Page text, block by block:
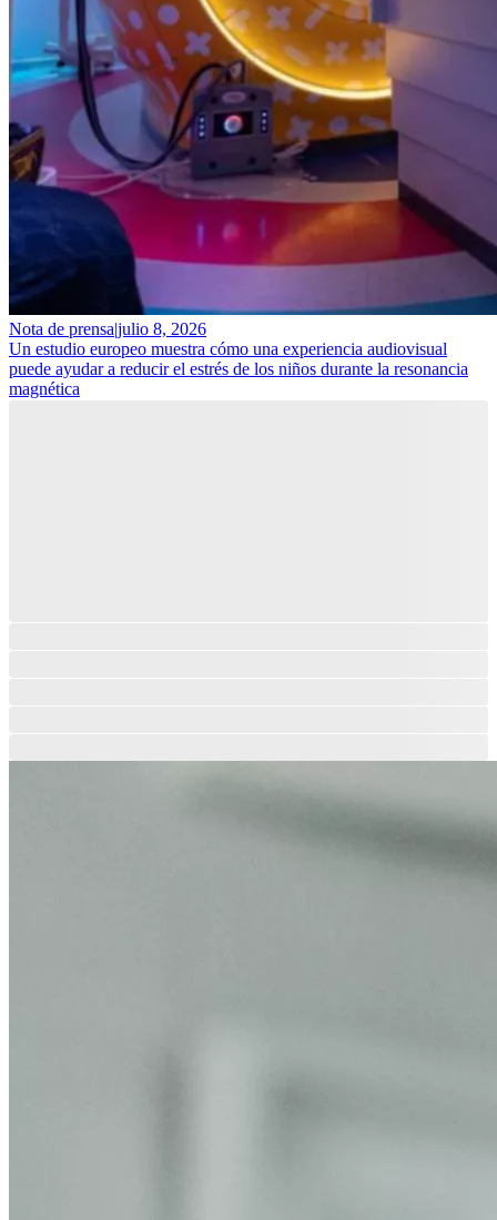
Nota de prensa|julio 8, 2026
Un estudio europeo muestra cómo una experiencia audiovisual
puede ayudar a reducir el estrés de los niños durante la resonancia
magnética